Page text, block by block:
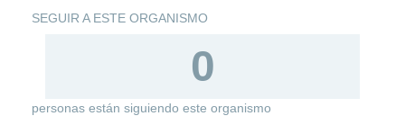
SEGUIR A ESTE ORGANISMO
0
personas están siguiendo este organismo